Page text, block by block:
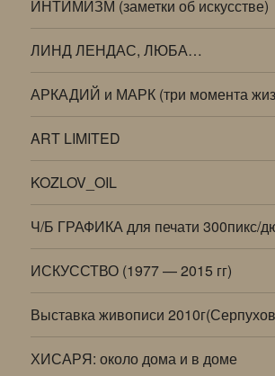
ИНТИМИЗМ (заметки об искусстве)
ЛИНД ЛЕНДАС, ЛЮБА…
АРКАДИЙ и МАРК (три момента
ART LIMITED
KOZLOV_OIL
Ч/Б ГРАФИКА для печати 300пикс/
ИСКУССТВО (1977 — 2015 гг)
Выставка живописи
ХИСАРЯ: около дома и в доме